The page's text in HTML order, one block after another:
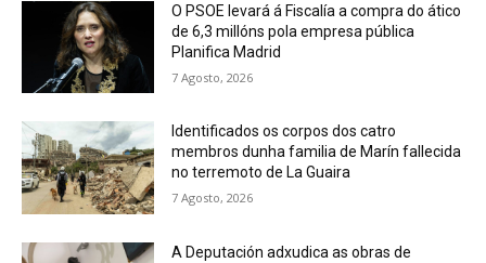
O PSOE levará á Fiscalía a compra do ático
de 6,3 millóns pola empresa pública
Planifica Madrid
7 Agosto, 2026
Identificados os corpos dos catro
membros dunha familia de Marín fallecida
no terremoto de La Guaira
7 Agosto, 2026
A Deputación adxudica as obras de